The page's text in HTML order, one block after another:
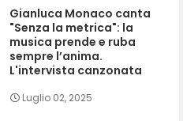
Gianluca Monaco canta
"Senza la metrica": la
musica prende e ruba
sempre l’anima.
L'intervista canzonata
Luglio 02, 2025